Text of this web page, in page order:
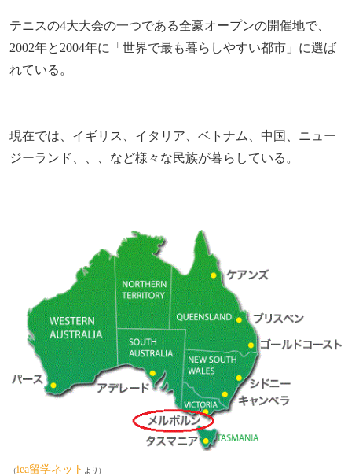
テニスの4大大会の一つである全豪オープンの開催地で、
2002年と2004年に「世界で最も暮らしやすい都市」に選ば
れている。
現在では、イギリス、イタリア、ベトナム、中国、ニュー
ジーランド、、、など様々な民族が暮らしている。
（iea留学ネット より）